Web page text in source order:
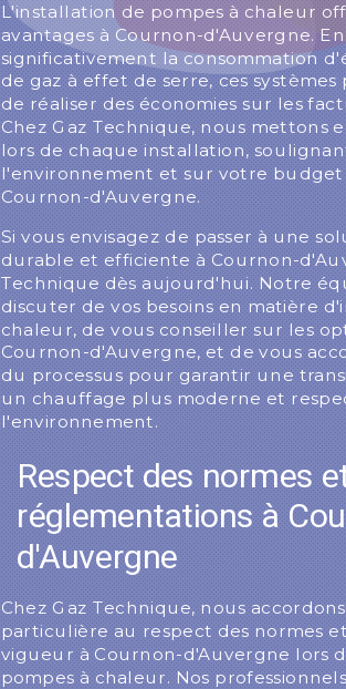
L'installation de pompes à chaleur
avantages à Cournon-d'Auvergne.
significativement la consommation
de gaz à effet de serre, ces
de réaliser des économies sur les
Chez Gaz Technique, nous mettons
lors de chaque installation,
l'environnement et sur votre
Cournon-d'Auvergne.
Si vous envisagez de passer à une
durable et efficiente à Cournon-
Technique dès aujourd'hui. Notre
discuter de vos besoins en matière
chaleur, de vous conseiller sur les
Cournon-d'Auvergne, et de vous
du processus pour garantir une
un chauffage plus moderne et
l'environnement.
Respect des normes
réglementations à
d'Auvergne
Chez Gaz Technique, nous
particulière au respect des normes
vigueur à Cournon-d'Auvergne lors
pompes à chaleur. Nos